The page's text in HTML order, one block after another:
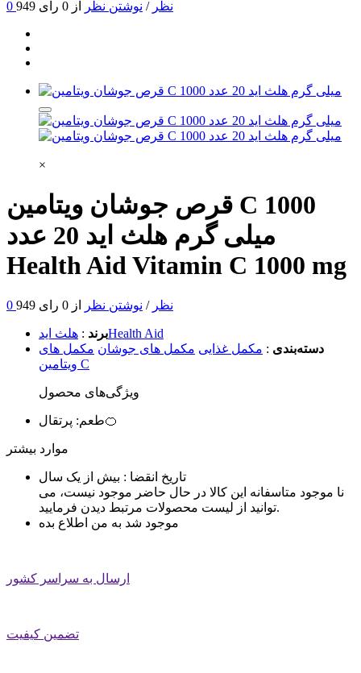
0 نظر / نوشتن نظر از 0 رای 949
×
قرص جوشان ویتامین C 1000
میلی گرم هلث اید 20 عدد
Health Aid Vitamin C 1000 mg
0 نظر / نوشتن نظر از 0 رای 949
برند :
هلث ایدHealth Aid
دسته‌بندی : مکمل غذایی مکمل های جوشان مکمل های
ویتامین C
ویژگی‌های محصول
طعم:پرتقال🍊
موارد بیشتر
تاریخ انقضا : بیش از یک سال
نا موجود متاسفانه این کالا در حال حاضر موجود نیست، می
توانید از لیست محصولات مرتبط دیدن فرمایید.
موجود شد به من اطلاع بده
ارسال به سراسر کشور
تضمین کیفیت